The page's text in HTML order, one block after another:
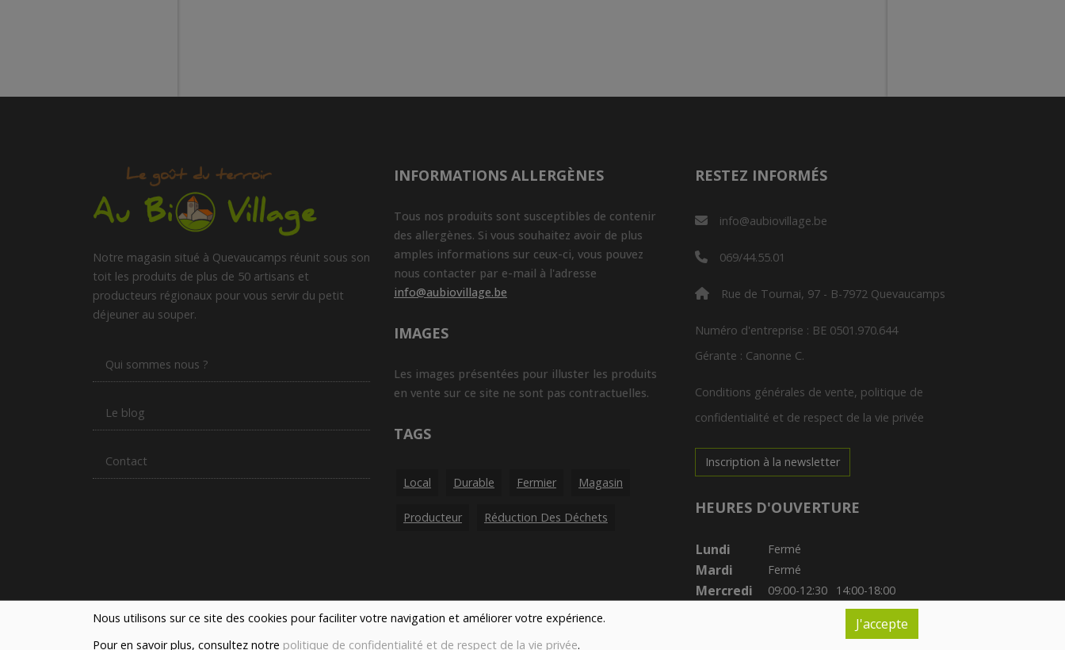
Nous utilisons sur ce site des cookies pour faciliter votre navigation et améliorer votre expérience.
Pour en savoir plus, consultez notre politique de confidentialité et de respect de la vie privée.
J'accepte
Notre magasin situé à Quevaucamps réunit sous son
toit les produits de plus de 50 artisans et
producteurs régionaux pour vous servir du petit
déjeuner au souper.
Qui sommes nous ?
Le blog
Contact
INFORMATIONS ALLERGÈNES
Tous nos produits sont susceptibles de contenir
des allergènes. Si vous souhaitez avoir de plus
amples informations sur ceux-ci, vous pouvez
nous contacter par e-mail à l'adresse
info@aubiovillage.be
IMAGES
Les images présentées pour illuster les produits
en vente sur ce site ne sont pas contractuelles.
TAGS
Local Durable Fermier Magasin
Producteur Réduction Des Déchets
RESTEZ INFORMÉS
info@aubiovillage.be
069/44.55.01
Rue de Tournai, 97 - B-7972 Quevaucamps
Numéro d'entreprise : BE 0501.970.644
Gérante : Canonne C.
Conditions générales de vente, politique de
confidentialité et de respect de la vie privée
Inscription à la newsletter
HEURES D'OUVERTURE
Lundi Fermé
Mardi Fermé
Mercredi 09:00-12:30 14:00-18:00
14:00-18:00
14:00-19:00